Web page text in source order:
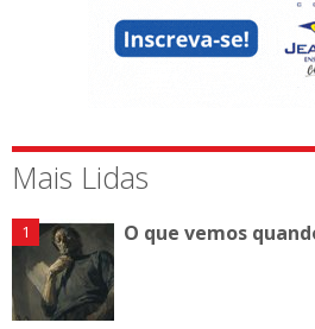
Mais Lidas
O que vemos